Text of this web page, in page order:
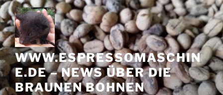
Zum
Inhalt
springen
WWW.ESPRESSOMASCHIN
E.DE – NEWS ÜBER DIE
BRAUNEN BOHNEN